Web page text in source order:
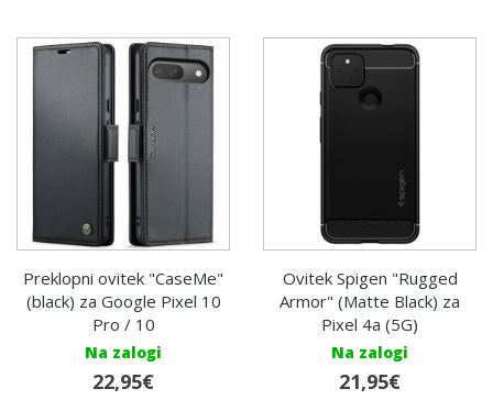
Preklopni ovitek "CaseMe"
(black) za Google Pixel 10
Pro / 10
Na zalogi
22,95€
Ovitek Spigen "Rugged
Armor" (Matte Black) za
Pixel 4a (5G)
Na zalogi
21,95€